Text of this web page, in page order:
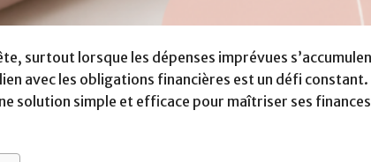
surtout lorsque les dépenses imprévues
avec les obligations financières est un défi constant.
solution simple et efficace pour maîtriser ses